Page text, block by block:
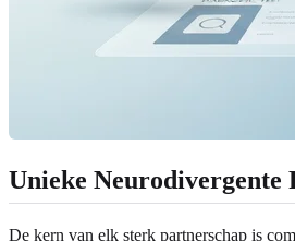
Unieke
De kern van elk sterk partnerschap is